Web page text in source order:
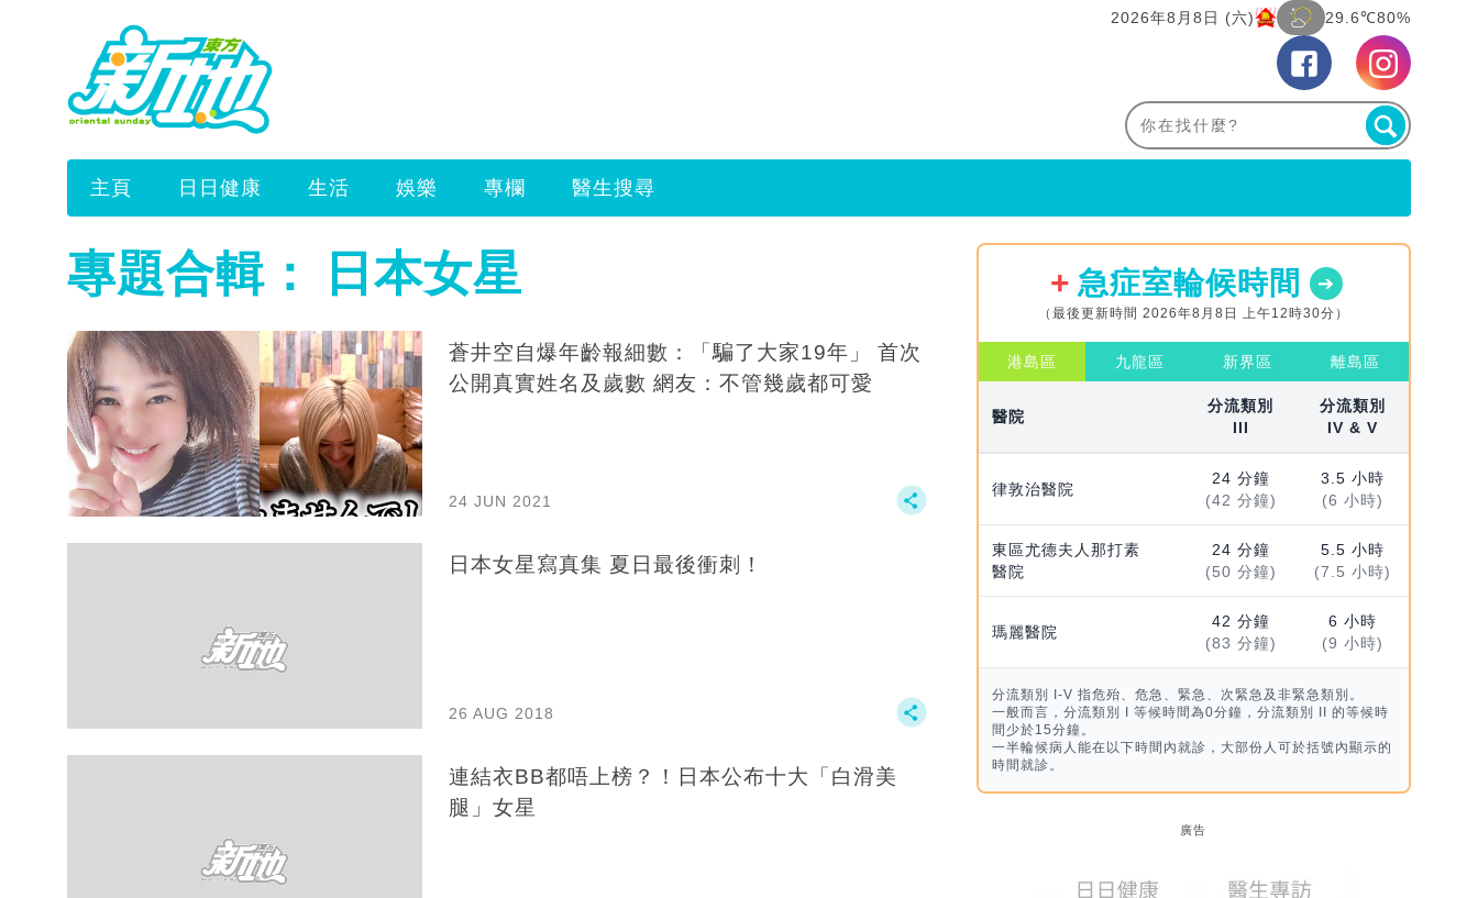
2026年8月8日 (六) 29.6℃80%
主頁 日日健康 生活 娛樂 專欄 醫生搜尋
專題合輯： 日本女星
蒼井空自爆年齡報細數：「騙了大家19年」 首次
公開真實姓名及歲數 網友：不管幾歲都可愛
24 JUN 2021
日本女星寫真集 夏日最後衝刺！
26 AUG 2018
連結衣BB都唔上榜？！日本公布十大「白滑美
腿」女星
急症室輪候時間
（最後更新時間 2026年8月8日 上午12時30分）
港島區 九龍區 新界區 離島區
醫院
分流類別
III
分流類別
IV & V
律敦治醫院
24 分鐘
(42 分鐘)
3.5 小時
(6 小時)
東區尤德夫人那打素
醫院
24 分鐘
(50 分鐘)
5.5 小時
(7.5 小時)
瑪麗醫院
42 分鐘
(83 分鐘)
6 小時
(9 小時)
分流類別 I-V 指危殆、危急、緊急、次緊急及非緊急類別。
一般而言，分流類別 I 等候時間為0分鐘，分流類別 II 的等候時
間少於15分鐘。
一半輪候病人能在以下時間內就診，大部份人可於括號內顯示的
時間就診。
廣告